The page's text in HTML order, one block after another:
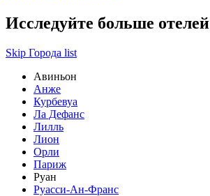
Исследуйте больше отелей
Skip Города list
Авиньон
Анже
Курбевуа
Ла Дефанс
Лилль
Лион
Орли
Париж
Руан
Руасси-Ан-Франс